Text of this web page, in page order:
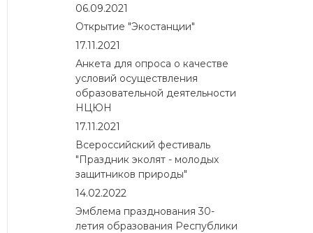
06.09.2021
Открытие "Экостанции"
17.11.2021
Анкета для опроса о качестве
условий осуществления
образовательной деятельности
НЦЮН
17.11.2021
Всероссийский фестиваль
"Праздник эколят - молодых
защитников природы"
14.02.2022
Эмблема празднования 30-
летия образования Республики